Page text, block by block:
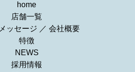
home
店舗一覧
ッセージ ／ 会社概要
特徴
NEWS
採用情報